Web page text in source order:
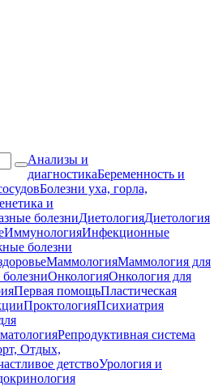
Анализы и
диагностикаБеременность и
Болезни уха, горла,
и
болезниДиетологияДиетология
ИммунологияИнфекционные
болезни
МаммологияМаммология для
ОнкологияОнкология для
Первая помощьПластическая
ПроктологияПсихиатрия
Репродуктивная система
Отдых,
детствоУрология и